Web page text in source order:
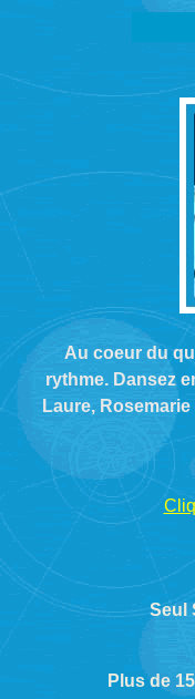
Au coeur du
rythme. Dansez
Laure,
Seul
Plus de